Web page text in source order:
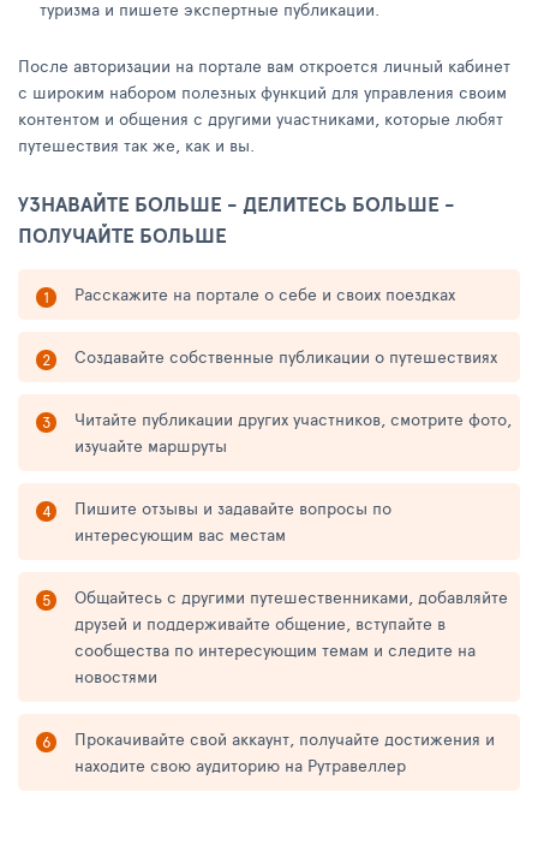
туризма и пишете экспертные публикации.
После авторизации на портале вам откроется личный кабинет
с широким набором полезных функций для управления своим
контентом и общения с другими участниками, которые любят
путешествия так же, как и вы.
УЗНАВАЙТЕ БОЛЬШЕ - ДЕЛИТЕСЬ БОЛЬШЕ -
ПОЛУЧАЙТЕ БОЛЬШЕ
Расскажите на портале о себе и своих поездках
Создавайте собственные публикации о путешествиях
Читайте публикации других участников, смотрите фото,
изучайте маршруты
Пишите отзывы и задавайте вопросы по
интересующим вас местам
Общайтесь с другими путешественниками, добавляйте
друзей и поддерживайте общение, вступайте в
сообщества по интересующим темам и следите на
новостями
Прокачивайте свой аккаунт, получайте достижения и
находите свою аудиторию на Рутравеллер